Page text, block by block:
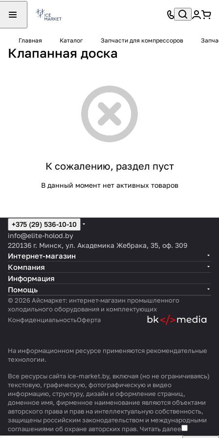
Главная Каталог Запчасти для компрессоров
Клапанная доска
К сожалению, раздел пуст
В данный момент нет активных товаров
+375 (29) 536-10-10
info@elite-holod.by
220136 г. Минск, ул. Академика Жебрака, 35, оф. 309
Интернет-магазин
Компания
Информация
Помощь
© 2026 Айсмаркет: интернет-магазин промышленного
холодильного оборудования и комплектующих
КонфиденциальностьОферта
На информационном ресурсе применяются рекомендательные
технологии.
Все ресурсы сайта ice-market.by, включая (но не ограничиваясь)
текстовую, графическую, фотографическую и видео
информацию, структуру, дизайн и оформление страниц,
доменное имя, фирменное наименование являются объектами
авторского права и прав на интеллектуальную собственность,
защищены российским законодательством и международными
соглашениями об охране авторских прав. Читать далее